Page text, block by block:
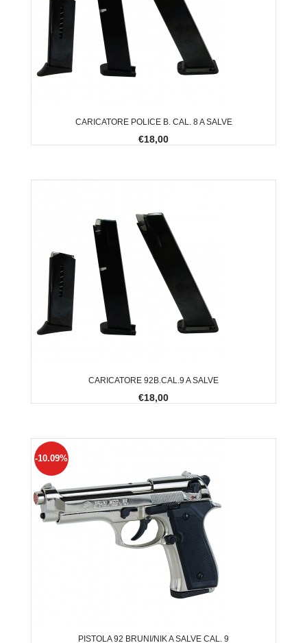
CARICATORE POLICE B. CAL. 8 A SALVE
€18,00
CARICATORE 92B.CAL.9 A SALVE
€18,00
PISTOLA 92 BRUNI/NIK A SALVE CAL. 9
-10.09%